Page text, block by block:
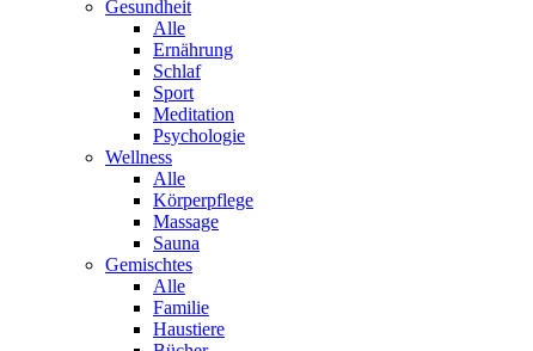
Gesundheit
Alle
Ernährung
Schlaf
Sport
Meditation
Psychologie
Wellness
Alle
Körperpflege
Massage
Sauna
Gemischtes
Alle
Familie
Haustiere